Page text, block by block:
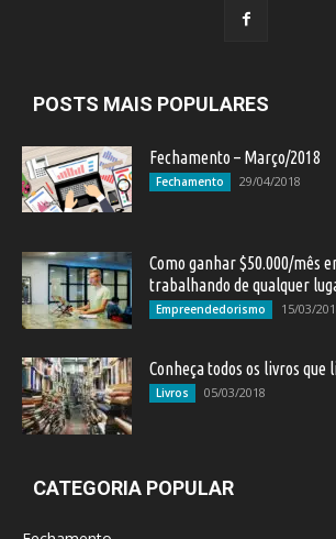
POSTS MAIS POPULARES
Fechamento – Março/2018
Fechamento 29/04/2018
Como ganhar $50.000/mês
trabalhando de qualquer
Empreendedorismo 15/03/
Conheça todos os livros que
Livros 05/03/2018
CATEGORIA POPULAR